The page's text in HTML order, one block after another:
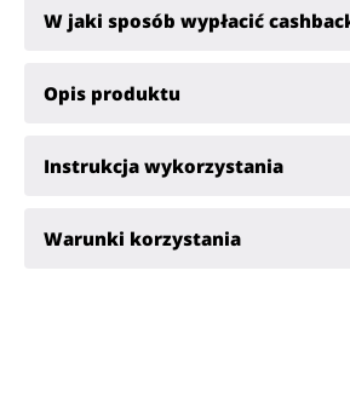
W jaki sposób wypłacić
Opis produktu
Instrukcja wykorzystania
Warunki korzystania